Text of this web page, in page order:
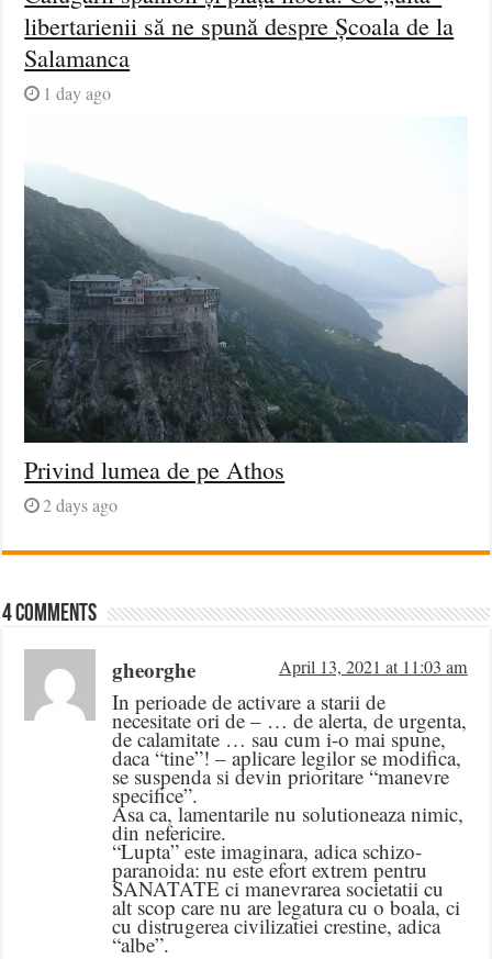
libertarienii să ne spună despre Școala de la
Salamanca
1 day ago
Privind lumea de pe Athos
2 days ago
4 comments
gheorghe April 13, 2021 at 11:03 am
In perioade de activare a starii de
necesitate ori de – … de alerta, de urgenta,
de calamitate … sau cum i-o mai spune,
daca “tine”! – aplicare legilor se modifica,
se suspenda si devin prioritare “manevre
specifice”.
Asa ca, lamentarile nu solutioneaza nimic,
din nefericire.
“Lupta” este imaginara, adica schizo-
paranoida: nu este efort extrem pentru
SANATATE ci manevrarea societatii cu
alt scop care nu are legatura cu o boala, ci
cu distrugerea civilizatiei crestine, adica
“albe”.